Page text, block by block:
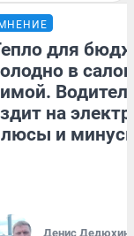
МНЕНИЕ
для
в
на
и
Денис Дедюхин